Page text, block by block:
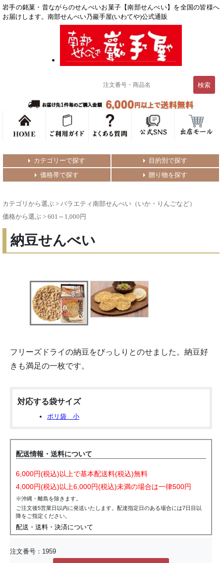
岩手の銘菓・昔ながらのせんべいお菓子【南部せんべい】を全国の皆様へ
お届けします。南部せんべい乃巖手屋(いわてや)公式通販
カテゴリーで探す
目的別で探す
価格帯で探す
贈り物を探す
カテゴリから選ぶ > バラエティ南部せんべい（いか・りんごなど）
価格から選ぶ > 601～1,000円
納豆せんべい
フリーズドライの納豆をびっしりとのせました。納豆好
きも満足の一枚です。
対応する袋サイズ
ポリ袋 小
配送情報・送料について
6,000円(税込)以上で基本配送料(税込)無料
4,000円(税込)以上6,000円(税込)未満の場合は一律500円
※沖縄・離島を除きます。
ご注文後5営業日以内に発送いたします。配達指定日のある場合には7日目以
降をご指定ください。
配送・送料・決済について
注文番号： 1959